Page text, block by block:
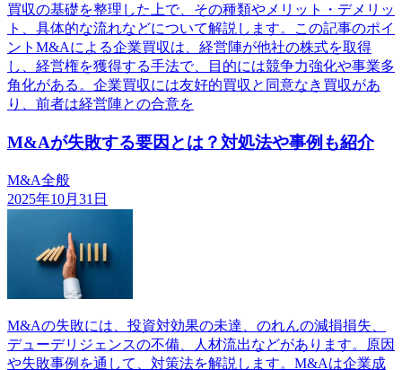
買収の基礎を整理した上で、その種類やメリット・デメリッ
ト、具体的な流れなどについて解説します。この記事のポイ
ントM&Aによる企業買収は、経営陣が他社の株式を取得
し、経営権を獲得する手法で、目的には競争力強化や事業多
角化がある。企業買収には友好的買収と同意なき買収があ
り、前者は経営陣との合意を
M&Aが失敗する要因とは？対処法や事例も紹介
M&A全般
2025年10月31日
M&Aの失敗には、投資対効果の未達、のれんの減損損失、
デューデリジェンスの不備、人材流出などがあります。原因
や失敗事例を通して、対策法を解説します。M&Aは企業成